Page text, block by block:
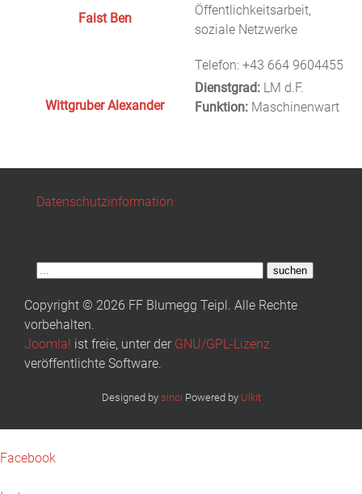
Faist Ben
Öffentlichkeitsarbeit,
soziale Netzwerke
Telefon: +43 664 9604455
Wittgruber Alexander
Dienstgrad: LM d.F.
Funktion: Maschinenwart
Datenschutzinformation
suchen
Copyright © 2026 FF Blumegg Teipl. Alle Rechte
vorbehalten.
Joomla! ist freie, unter der GNU/GPL-Lizenz
veröffentlichte Software.
Designed by sinci Powered by Ulkit
Facebook